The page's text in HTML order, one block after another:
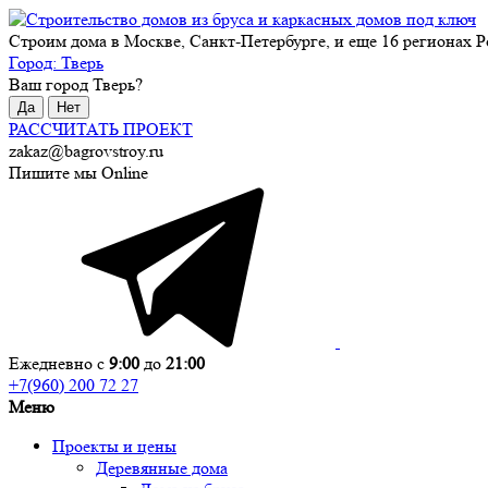
Строим дома в Москве, Санкт-Петербурге, и еще 16 регионах
Город: Тверь
Ваш город Тверь?
Да Нет
РАССЧИТАТЬ ПРОЕКТ
zakaz@bagrovstroy.ru
Пишите мы Online
Ежедневно с 9:00 до 21:00
+7(960) 200 72 27
Меню
Проекты и цены
Деревянные дома